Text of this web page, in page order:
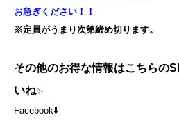
お急ぎください！！
※定員がうまり次第締め切ります。
その他のお得な情報はこちらの
いね✨
Facebook⬇️